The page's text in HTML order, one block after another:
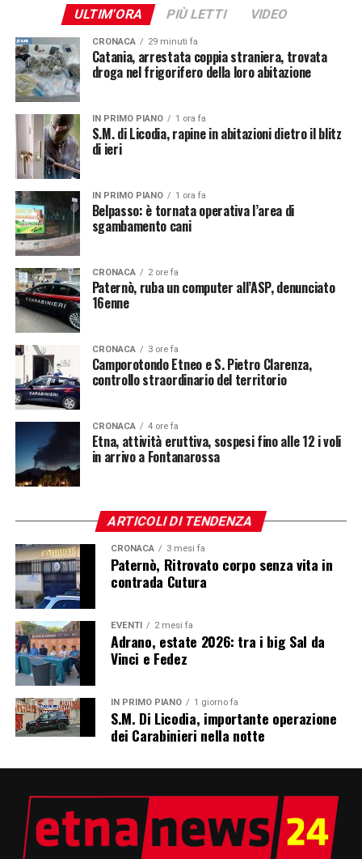
ULTIM'ORA PIÙ LETTI VIDEO
CRONACA 29 minuti fa
Catania, arrestata coppia straniera, trovata
droga nel frigorifero della loro abitazione
IN PRIMO PIANO 1 ora fa
S.M. di Licodia, rapine in abitazioni dietro il blitz
di ieri
IN PRIMO PIANO 1 ora fa
Belpasso: è tornata operativa l’area di
sgambamento cani
CRONACA 2 ore fa
Paternò, ruba un computer all’ASP, denunciato
16enne
CRONACA 3 ore fa
Camporotondo Etneo e S. Pietro Clarenza,
controllo straordinario del territorio
CRONACA 4 ore fa
Etna, attività eruttiva, sospesi fino alle 12 i voli
in arrivo a Fontanarossa
ARTICOLI DI TENDENZA
CRONACA 3 mesi fa
Paternò, Ritrovato corpo senza vita in
contrada Cutura
EVENTI 2 mesi fa
Adrano, estate 2026: tra i big Sal da
Vinci e Fedez
IN PRIMO PIANO 1 giorno fa
S.M. Di Licodia, importante operazione
dei Carabinieri nella notte